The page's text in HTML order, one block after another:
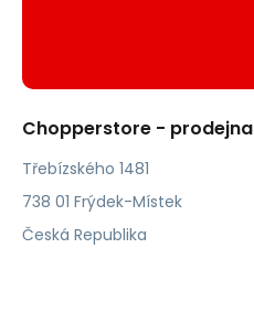
Chopperstore - prodejna
Třebízského 1481
738 01 Frýdek-Místek
Česká Republika